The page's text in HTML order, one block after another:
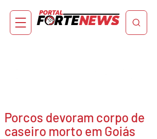
Porcos devoram corpo de
caseiro morto em Goiás